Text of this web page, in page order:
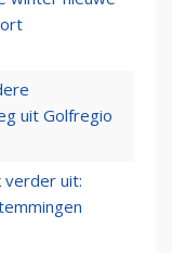
uit Golfregio
verder uit: